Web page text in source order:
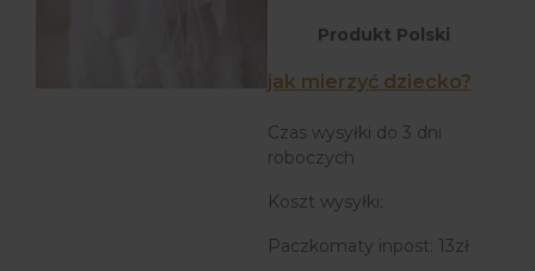
Produkt Polski
jak mierzyć dziecko?
Czas wysyłki do 3 dni
roboczych
Koszt wysyłki:
Paczkomaty inpost: 13zł